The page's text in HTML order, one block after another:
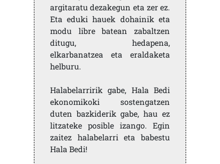
argitaratu dezakegun eta zer ez.
Eta eduki hauek dohainik eta
modu libre batean zabaltzen
ditugu, hedapena,
elkarbanatzea eta eraldaketa
helburu.
Halabelarririk gabe, Hala Bedi
ekonomikoki sostengatzen
duten bazkiderik gabe, hau ez
litzateke posible izango. Egin
zaitez halabelarri eta babestu
Hala Bedi!